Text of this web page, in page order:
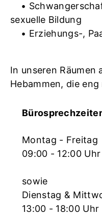
•
sexuelle Bildung
• Erziehungs-,
In unseren Räumen
Hebammen, die
Montag - Freitag
09:00 - 12:00 Uhr
sowie
Dienstag &
13:00 - 18:00 Uhr